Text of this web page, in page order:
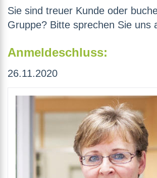
Sie sind treuer Kunde oder
Gruppe? Bitte sprechen Sie uns
Anmeldeschluss:
26.11.2020